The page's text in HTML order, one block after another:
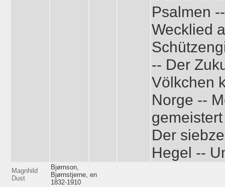
Psalmen
Wecklied
-- Der
Völkchen
Norge --
Der
Hegel --
Magnhild
Dust
Bjørnson,
Bjørnstjerne,
1832-1910
en